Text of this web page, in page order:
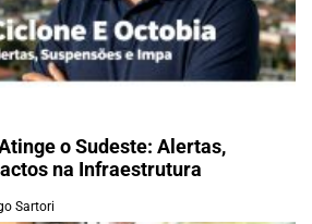
o Sudeste: Alertas,
na Infraestrutura
Sartori